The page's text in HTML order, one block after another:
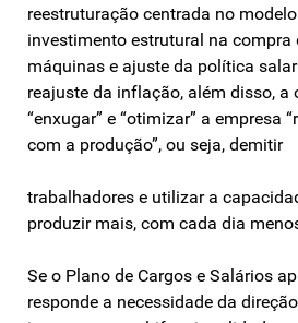
reestruturação centrada no
investimento estrutural na compra
máquinas e ajuste da política
reajuste da inflação, além disso, a
“enxugar” e “otimizar” a empresa
com a produção”, ou seja, demitir
trabalhadores e utilizar a
produzir mais, com cada dia
Se o Plano de Cargos e Salários
responde a necessidade da